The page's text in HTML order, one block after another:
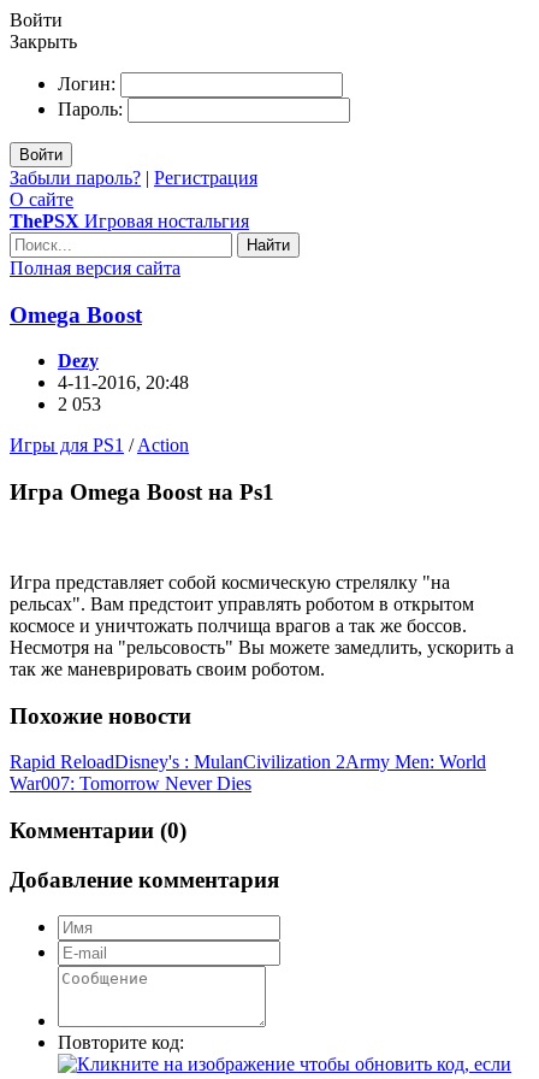
Войти
Закрыть
Логин:
Пароль:
Войти
Забыли пароль? | Регистрация
О сайте
ThePSX Игровая ностальгия
Найти
Полная версия сайта
Omega Boost
Dezy
4-11-2016, 20:48
2 053
Игры для PS1 /Action
Игра Omega Boost на Ps1
Игра представляет собой космическую стрелялку "на
рельсах". Вам предстоит управлять роботом в открытом
космосе и уничтожать полчища врагов а так же боссов.
Несмотря на "рельсовость" Вы можете замедлить, ускорить а
так же маневрировать своим роботом.
Похожие новости
Rapid ReloadDisney's : MulanCivilization 2Army Men: World
War007: Tomorrow Never Dies
Комментарии (0)
Добавление комментария
Повторите код: